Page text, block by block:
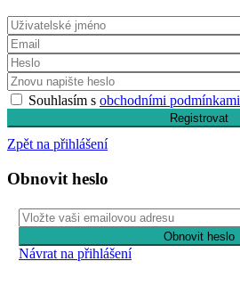
Souhlasím s obchodními podmínkami
Registrovat
Zpět na přihlášení
Obnovit heslo
Obnovit heslo
Návrat na přihlášení